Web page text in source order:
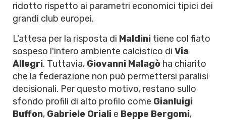
ridotto rispetto ai parametri economici tipici dei
grandi club europei.
L'attesa per la risposta di Maldini tiene col fiato
sospeso l'intero ambiente calcistico di Via
Allegri. Tuttavia, Giovanni Malagò ha chiarito
che la federazione non può permettersi paralisi
decisionali. Per questo motivo, restano sullo
sfondo profili di alto profilo come Gianluigi
Buffon, Gabriele Oriali e Beppe Bergomi,